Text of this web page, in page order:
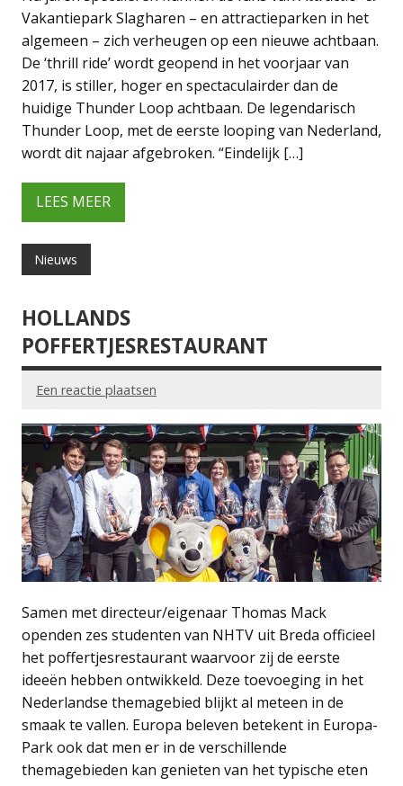
Vakantiepark Slagharen – en attractieparken in het
algemeen – zich verheugen op een nieuwe achtbaan.
De ‘thrill ride’ wordt geopend in het voorjaar van
2017, is stiller, hoger en spectaculairder dan de
huidige Thunder Loop achtbaan. De legendarisch
Thunder Loop, met de eerste looping van Nederland,
wordt dit najaar afgebroken. “Eindelijk […]
LEES MEER
Nieuws
HOLLANDS
POFFERTJESRESTAURANT
Een reactie plaatsen
Samen met directeur/eigenaar Thomas Mack
openden zes studenten van NHTV uit Breda officieel
het poffertjesrestaurant waarvoor zij de eerste
ideeën hebben ontwikkeld. Deze toevoeging in het
Nederlandse themagebied blijkt al meteen in de
smaak te vallen. Europa beleven betekent in Europa-
Park ook dat men er in de verschillende
themagebieden kan genieten van het typische eten